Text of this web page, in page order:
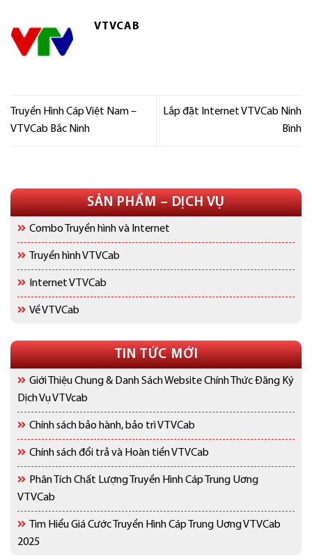
SẢN PHẨM – DỊCH VỤ
Combo Truyền hình và Internet
Truyền hình VTVCab
Internet VTVCab
Về VTVCab
TIN TỨC MỚI
Giới Thiệu Chung & Danh Sách Website Chính Thức Đăng Ký
Dịch Vụ VTVcab
Chính sách bảo hành, bảo trì VTVCab
Chính sách đổi trả và Hoàn tiền VTVCab
Phân Tích Chất Lượng Truyền Hình Cáp Trung Uơng
VTVCab
Tìm Hiểu Giá Cước Truyền Hình Cáp Trung Uơng VTVCab
2025
VTVCAB
Truyền Hình Cáp Việt Nam –
VTVCab Bắc Ninh
Lắp đặt Internet VTVCab Ninh
Bình